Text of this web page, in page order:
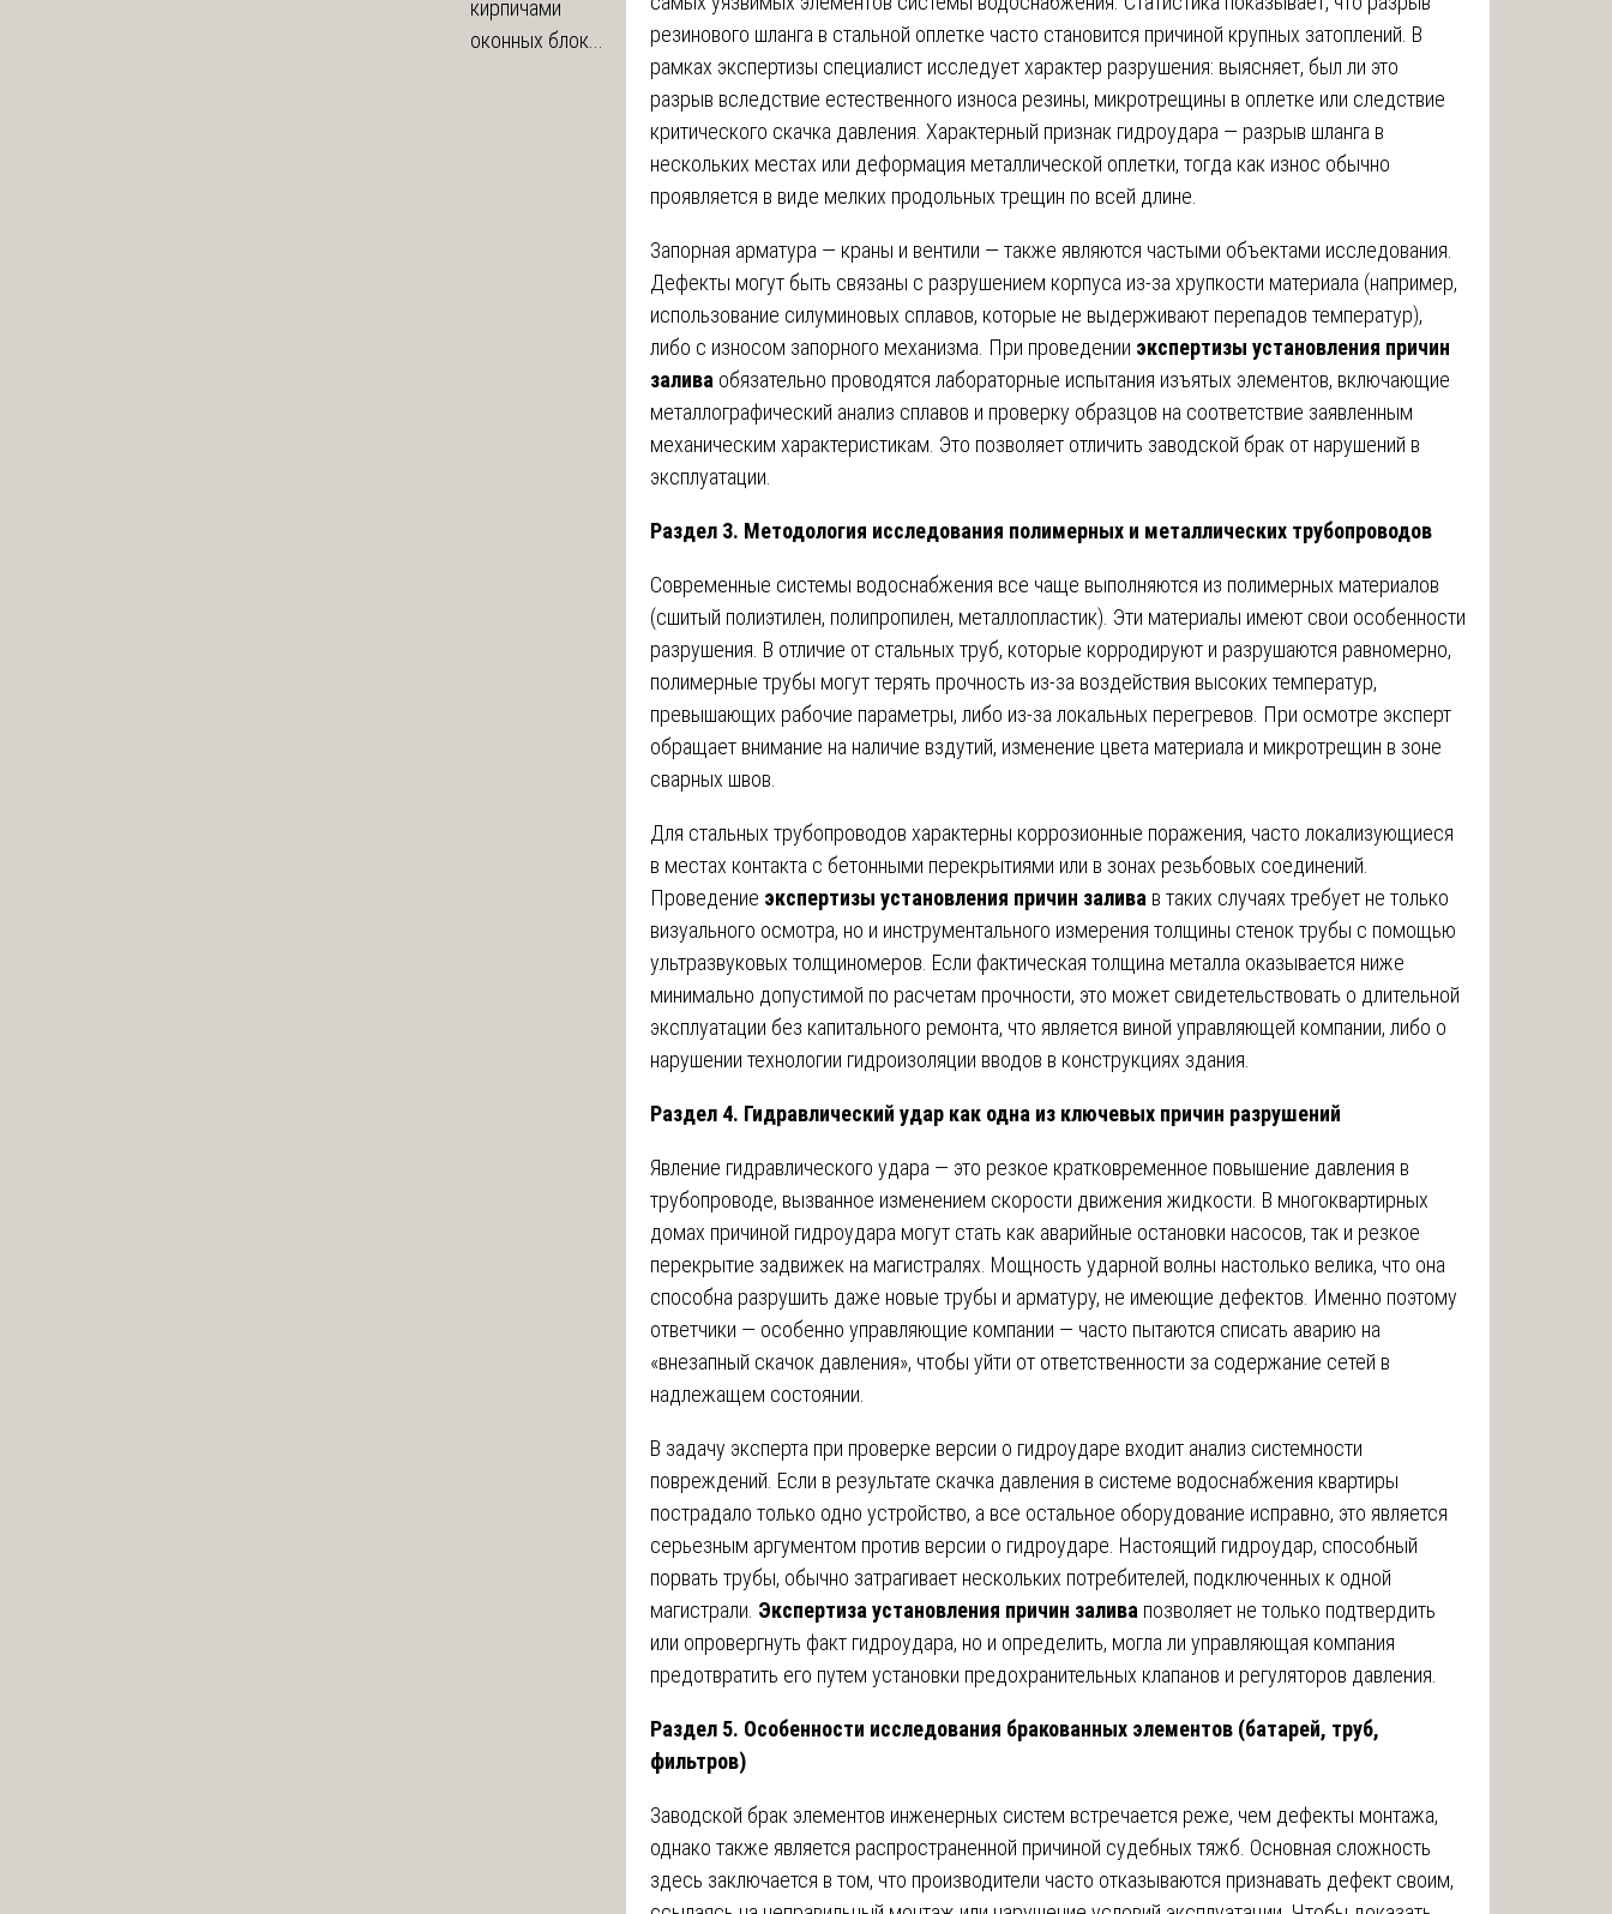
резинового шланга в стальной оплетке часто становится причиной крупных затоплений. В
рамках экспертизы специалист исследует характер разрушения: выясняет, был ли это
разрыв вследствие естественного износа резины, микротрещины в оплетке или следствие
критического скачка давления. Характерный признак гидроудара — разрыв шланга в
нескольких местах или деформация металлической оплетки, тогда как износ обычно
проявляется в виде мелких продольных трещин по всей длине.
Запорная арматура — краны и вентили — также являются частыми объектами исследования.
Дефекты могут быть связаны с разрушением корпуса из-за хрупкости материала (например,
использование силуминовых сплавов, которые не выдерживают перепадов температур),
либо с износом запорного механизма. При проведении экспертизы установления причин
залива обязательно проводятся лабораторные испытания изъятых элементов, включающие
металлографический анализ сплавов и проверку образцов на соответствие заявленным
механическим характеристикам. Это позволяет отличить заводской брак от нарушений в
эксплуатации.
Раздел 3. Методология исследования полимерных и металлических трубопроводов
Современные системы водоснабжения все чаще выполняются из полимерных материалов
(сшитый полиэтилен, полипропилен, металлопластик). Эти материалы имеют свои особенности
разрушения. В отличие от стальных труб, которые корродируют и разрушаются равномерно,
полимерные трубы могут терять прочность из-за воздействия высоких температур,
превышающих рабочие параметры, либо из-за локальных перегревов. При осмотре эксперт
обращает внимание на наличие вздутий, изменение цвета материала и микротрещин в зоне
сварных швов.
Для стальных трубопроводов характерны коррозионные поражения, часто локализующиеся
в местах контакта с бетонными перекрытиями или в зонах резьбовых соединений.
Проведение экспертизы установления причин залива в таких случаях требует не только
визуального осмотра, но и инструментального измерения толщины стенок трубы с помощью
ультразвуковых толщиномеров. Если фактическая толщина металла оказывается ниже
минимально допустимой по расчетам прочности, это может свидетельствовать о длительной
эксплуатации без капитального ремонта, что является виной управляющей компании, либо о
нарушении технологии гидроизоляции вводов в конструкциях здания.
Раздел 4. Гидравлический удар как одна из ключевых причин разрушений
Явление гидравлического удара — это резкое кратковременное повышение давления в
трубопроводе, вызванное изменением скорости движения жидкости. В многоквартирных
домах причиной гидроудара могут стать как аварийные остановки насосов, так и резкое
перекрытие задвижек на магистралях. Мощность ударной волны настолько велика, что она
способна разрушить даже новые трубы и арматуру, не имеющие дефектов. Именно поэтому
ответчики — особенно управляющие компании — часто пытаются списать аварию на
«внезапный скачок давления», чтобы уйти от ответственности за содержание сетей в
надлежащем состоянии.
В задачу эксперта при проверке версии о гидроударе входит анализ системности
повреждений. Если в результате скачка давления в системе водоснабжения квартиры
пострадало только одно устройство, а все остальное оборудование исправно, это является
серьезным аргументом против версии о гидроударе. Настоящий гидроудар, способный
порвать трубы, обычно затрагивает нескольких потребителей, подключенных к одной
магистрали. Экспертиза установления причин залива позволяет не только подтвердить
или опровергнуть факт гидроудара, но и определить, могла ли управляющая компания
предотвратить его путем установки предохранительных клапанов и регуляторов давления.
Раздел 5. Особенности исследования бракованных элементов (батарей, труб,
фильтров)
Заводской брак элементов инженерных систем встречается реже, чем дефекты монтажа,
однако также является распространенной причиной судебных тяжб. Основная сложность
здесь заключается в том, что производители часто отказываются признавать дефект своим,
кирпичами
оконных блок...